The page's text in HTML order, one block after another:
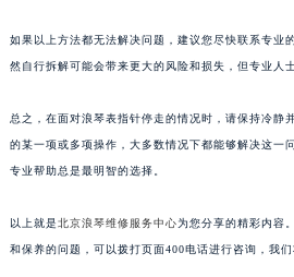
如果以上方法都无法解决问题，建议您尽快联系专业
然自行拆解可能会带来更大的风险和损失，但专业人
总之，在面对浪琴表指针停走的情况时，请保持冷静
的某一项或多项操作，大多数情况下都能够解决这一
专业帮助总是最明智的选择。
以上就是北京浪琴维修服务中心为您分享的精彩内容
和保养的问题，可以拨打页面400电话进行咨询，我们